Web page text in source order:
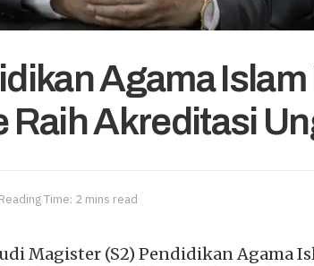
Agama Islam
Akreditasi
Reading Time: 2 mins read
Magister (S2) Pendidikan Agama